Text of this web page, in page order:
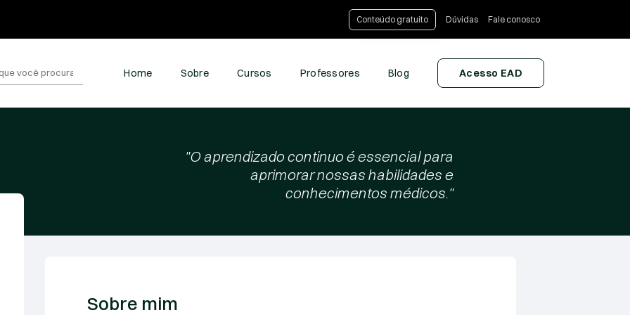
Conteúdo gratuito Dúvidas Fale conosco
Home Sobre Cursos Professores Blog Acesso EAD
"O aprendizado continuo é essencial para
aprimorar nossas habilidades e
conhecimentos médicos."
Sobre mim